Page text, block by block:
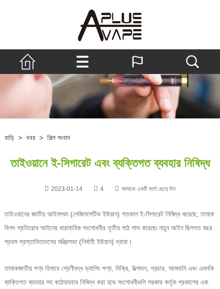
বাড়ি > খবর > শিল্প সংবাদ
তাইওয়ানে ই-সিগারেট এবং ব্যক্তিগত ব্যবহার নিষিদ্ধ
2023-01-14 4 আমাকে একটি বার্তা ছেড়ে দিন
তাইওয়ানের জাতীয় আইনসভা (লেজিসলেটিভ ইউয়ান) গতকাল ই-সিগারেট নিষিদ্ধ করেছে, তামাক
বিপদ প্রতিরোধ আইনের ধারাবাহিক সংশোধনীর তৃতীয় পাঠ পাস করেছে৷ নতুন আইন ছিলগত বছর
প্রথম প্রস্তাবিতদেশের মন্ত্রিসভা (নির্বাহী ইউয়ান) দ্বারা।
তামাকজাতীয় পণ্য হিসাবে শ্রেণীবদ্ধ ভ্যাপিং পণ্য, বিক্রি, উত্পাদন, প্রচার, আমদানি এবং এমনকি
ব্যক্তিগত ব্যবহার সহ কঠোরভাবে নিষিদ্ধ করা হবে৷ সংশোধনীগুলি সরকার কর্তৃক প্রকাশের এক